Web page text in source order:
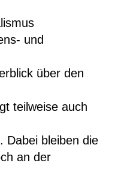
und
über den
teilweise auch
Dabei bleiben die
an der